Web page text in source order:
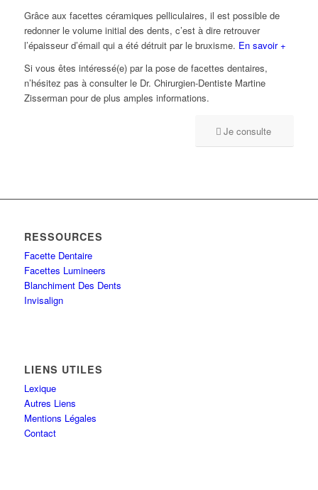
Grâce aux facettes céramiques pelliculaires, il est possible de
redonner le volume initial des dents, c’est à dire retrouver
l’épaisseur d’émail qui a été détruit par le bruxisme. En savoir +
Si vous êtes intéressé(e) par la pose de facettes dentaires,
n’hésitez pas à consulter le Dr. Chirurgien-Dentiste Martine
Zisserman pour de plus amples informations.
Je consulte
RESSOURCES
Facette Dentaire
Facettes Lumineers
Blanchiment Des Dents
Invisalign
LIENS UTILES
Lexique
Autres Liens
Mentions Légales
Contact